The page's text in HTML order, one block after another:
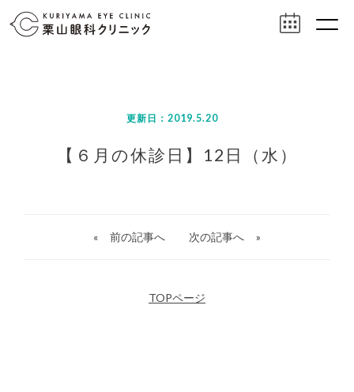
更新日：2019.5.20
【６月の休診日】12日（水）
« 前の記事へ 次の記事へ »
TOPページ